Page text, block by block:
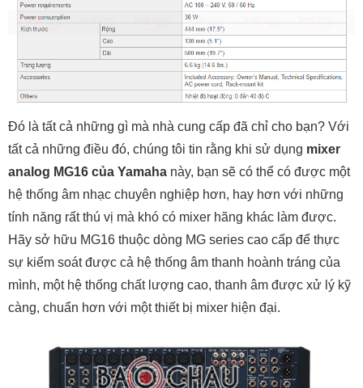
Đó là tất cả những gì mà nhà cung cấp đã chỉ cho bạn? Với
tất cả những điều đó, chúng tôi tin rằng khi sử dụng mixer
analog MG16 của Yamaha này, bạn sẽ có thể có được một
hệ thống âm nhạc chuyên nghiệp hơn, hay hơn với những
tính năng rất thú vị mà khó có mixer hãng khác làm được.
Hãy sở hữu MG16 thuộc dòng MG series cao cấp để thực
sự kiểm soát được cả hệ thống âm thanh hoành tráng của
mình, một hệ thống chất lượng cao, thanh âm được xử lý kỹ
càng, chuẩn hơn với một thiết bị mixer hiện đại.